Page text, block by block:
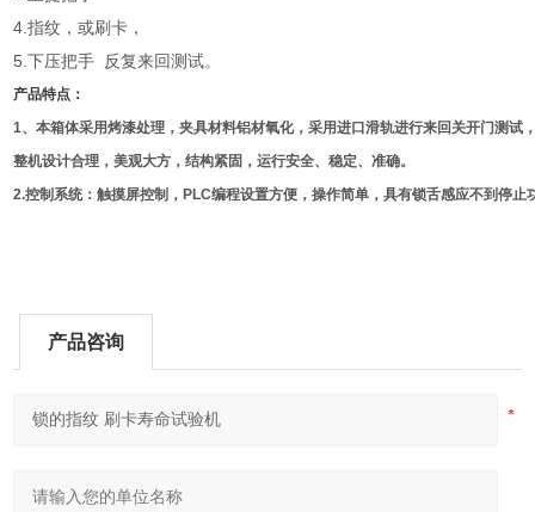
4.指纹，或刷卡，
5.下压把手 反复来回测试。
产品特点：
1、本箱体采用烤漆处理，夹具材料铝材氧化，采用进口滑轨进行来回关开门测试
整机设计合理，美观大方，结构紧固，运行安全、稳定、准确。
2.控制系统：触摸屏控制，PLC编程设置方便，操作简单，具有锁舌感应不到停止
产品咨询